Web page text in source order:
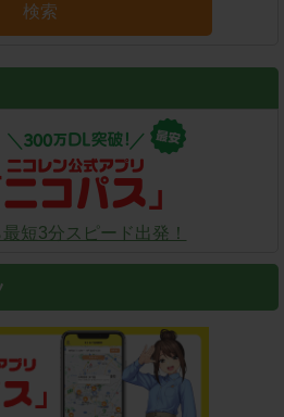
検索
短3分スピード出発！